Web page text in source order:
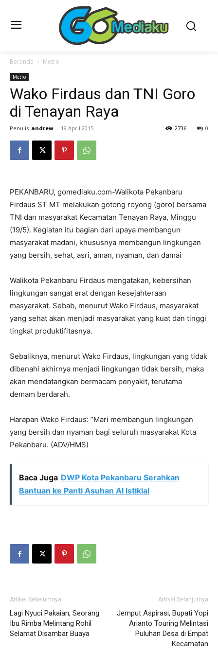
Beranda Metro
Metro
Wako Firdaus dan TNI Goro
di Tenayan Raya
Penulis andrew - 19 April 2015 0
2736
PEKANBARU, gomediaku.com-Walikota Pekanbaru
Firdaus ST MT melakukan gotong royong (goro) bersama
TNI dan masyarakat Kecamatan Tenayan Raya, Minggu
(19/5). Kegiatan itu bagian dari upaya membangun
masyarakat madani, khususnya membangun lingkungan
yang bersih, sehat, asri, aman, nyaman, dan damai
Walikota Pekanbaru Firdaus mengatakan, kebersihan
lingkungan sangat erat dengan kesejahteraan
masyarakat. Sebab, menurut Wako Firdaus, masyarakat
yang sehat akan menjadi masyarakat yang kuat dan tinggi
tingkat produktifitasnya.
Sebaliknya, menurut Wako Firdaus, lingkungan yang tidak
dibenahi akhirnya menjadi lingkungan tidak bersih, maka
akan mendatangkan bermacam penyakit, terutama
demam berdarah.
Harapan Wako Firdaus: ”Mari membangun lingkungan
yang bersih dan nyaman bagi seluruh masyarakat Kota
Pekanbaru. (ADV/HMS)
Baca Juga DWP Kota Pekanbaru Serahkan
Bantuan ke Panti Asuhan Al Istiklal
Artikel Sebelumnya
Lagi Nyuci Pakaian, Seorang
Ibu Rimba Melintang Rohil
Selamat Disambar Buaya
Artikel Selanjutnya
Jemput Aspirasi, Bupati Yopi
Arianto Touring Melintasi
Puluhan Desa di Empat
Kecamatan